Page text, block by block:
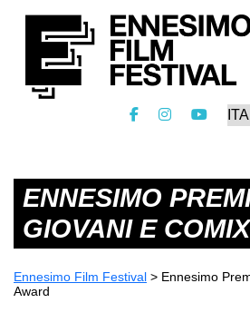
ENNESIMO
GIOVANI E
Ennesimo Film Festival > Ennesimo
Award